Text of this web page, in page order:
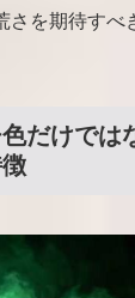
さを期待すべ
だけでは